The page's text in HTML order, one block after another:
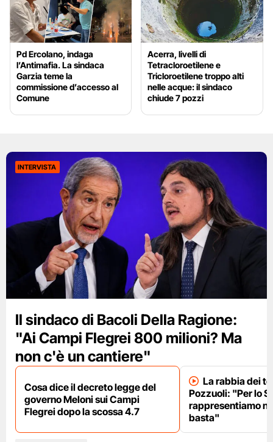
Pd Ercolano, indaga
l’Antimafia. La sindaca
Garzia teme la
commissione d’accesso al
Comune
Acerra, livelli di
Tetracloroetilene e
Tricloroetilene troppo alti
nelle acque: il sindaco
chiude 7 pozzi
INTERVISTA
Il sindaco di Bacoli Della Ragione:
"Ai Campi Flegrei 800 milioni? Ma
non c'è un cantiere"
Cosa dice il decreto legge del
governo Meloni sui Campi
Flegrei dopo la scossa 4.7
La rabbia dei
Pozzuoli: "Per lo
rappresentiamo
basta"